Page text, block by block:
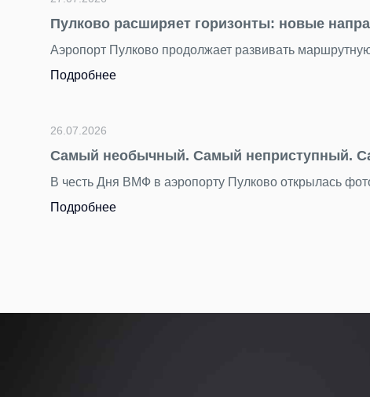
пять новых международных направлений.
мореплавания — маякам.